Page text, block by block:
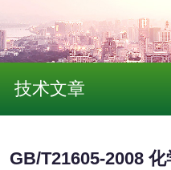
技术文章
GB/T21605-2008
化妆品急
日化产品